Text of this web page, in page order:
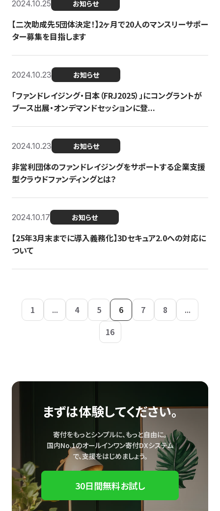
2024.10.25 お知らせ
【二次助成先5団体決定！】2ヶ月で20人のマンスリーサポー
ター募集を目指します
2024.10.23 お知らせ
「ファンドレイジング・日本（FRJ2025）」にコングラントが
ブース出展・オンデマンドセッションに登...
2024.10.23 お知らせ
非営利団体のファンドレイジングをサポートする企業支援
型クラウドファンディングとは？
2024.10.17 お知らせ
【25年3月末までに導入義務化】3Dセキュア2.0への対応に
ついて
1 ... 4 5 6 7 8
...
16
まずは体験してください。
寄付をもっとシンプルに、もっと自由に。
国内No.1のオールインワン寄付DXシステム
で、支援をはじめましょう。
30日間無料お試し